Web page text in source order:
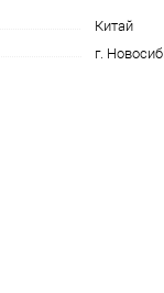
Китай
г.